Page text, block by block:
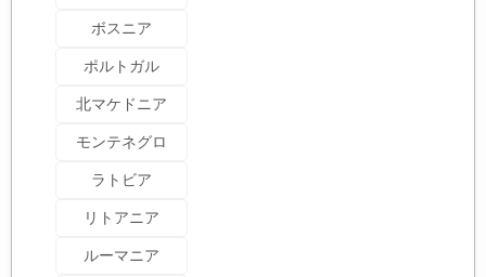
ボスニア
ポルトガル
北マケドニア
モンテネグロ
ラトビア
リトアニア
ルーマニア